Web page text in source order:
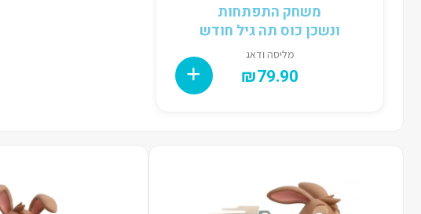
משחק התפתחות
ונשכן כוס תה גיל חודש
מליסה ודאג
₪79.90